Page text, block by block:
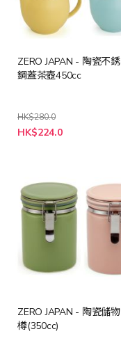
ZERO JAPAN - 陶瓷不銹
鋼蓋茶壺450cc
HK$280.0
HK$224.0
ZERO JAPAN - 陶瓷儲物
樽(350cc)